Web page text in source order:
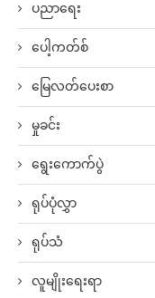
ပညာရေး
ပေါ့ကတ်စ်
မြေလတ်ပေးစာ
မှုခင်း
ရွေးကောက်ပွဲ
ရုပ်ပုံလွှာ
ရုပ်သံ
လူမျိုးရေးရာ